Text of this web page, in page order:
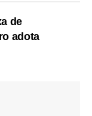
de
adota